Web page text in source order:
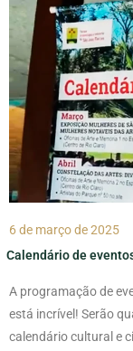
6 de março de 2025
Calendário de
A programação de
está incrível! Serão
calendário cultural e